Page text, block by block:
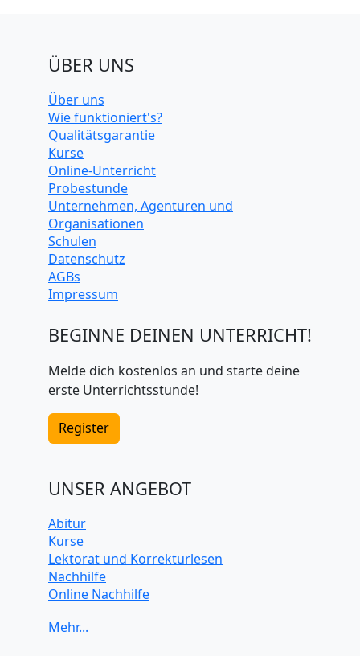
ÜBER UNS
Über uns
Wie funktioniert's?
Qualitätsgarantie
Kurse
Online-Unterricht
Probestunde
Unternehmen, Agenturen und
Organisationen
Schulen
Datenschutz
AGBs
Impressum
BEGINNE DEINEN UNTERRICHT!
Melde dich kostenlos an und starte deine
erste Unterrichtsstunde!
Register
UNSER ANGEBOT
Abitur
Kurse
Lektorat und Korrekturlesen
Nachhilfe
Online Nachhilfe